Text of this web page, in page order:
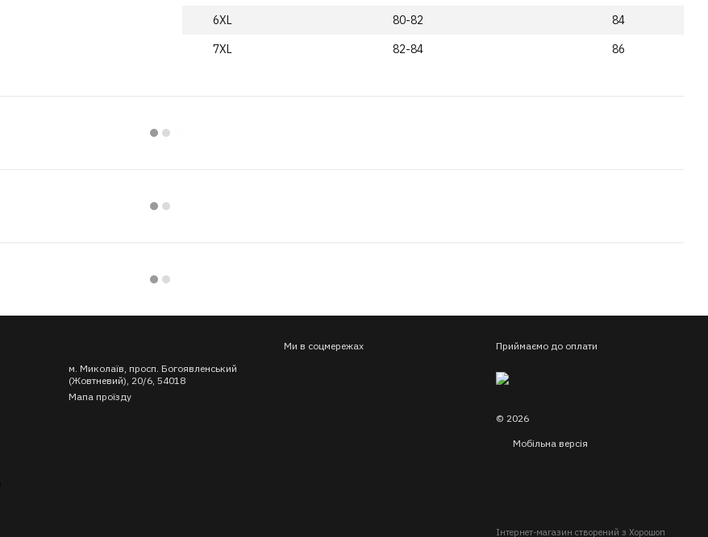
6XL
80-82
84
7XL
82-84 86
м. Миколаїв, просп. Богоявленський
(Жовтневий), 20/6, 54018
Мапа проїзду
Ми в соцмережах Приймаємо до оплати
© 2026
Мобільна версія
Інтернет-магазин створений з Хорошоп